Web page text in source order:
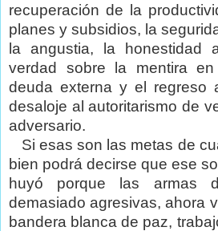
recuperación de la
planes y subsidios, la
la angustia, la honestidad
verdad sobre la mentira
deuda externa y el regreso
desaloje al autoritarismo de
adversario.
Si esas son las metas de
bien podrá decirse que ese
huyó porque las armas
demasiado agresivas, ahora
bandera blanca de paz,